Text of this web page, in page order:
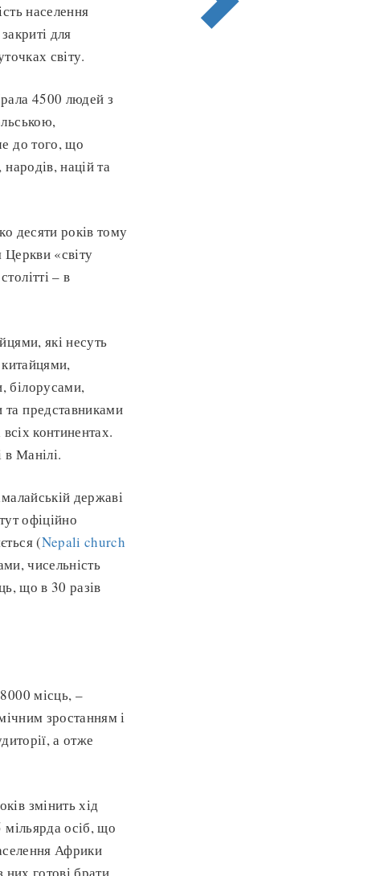
населення
для
світу.
4500 людей з
до того, що
націй та
десяти років тому
Церкви «світу
– в
які несуть
білорусами,
представниками
континентах.
в Манілі.
державі
офіційно
(Nepali church
чисельність
що в 30 разів
місць, –
зростанням і
а отже
змінить хід
мільярда осіб, що
Африки
готові брати